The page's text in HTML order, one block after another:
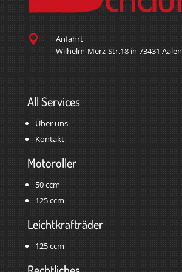

Anfahrt
Wilhelm-Merz-Str.18 in 73431 Aalen
All Services
Über uns
Kontakt
Motoroller
50 ccm
125 ccm
Leichtkrafträder
125 ccm